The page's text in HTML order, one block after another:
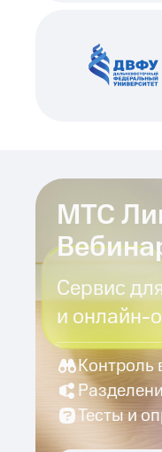
МТС
Сервис
и онлайн-
Контроль
Тесты и